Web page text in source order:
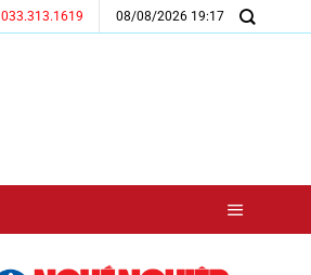
033.313.1619 08/08/2026 19:17